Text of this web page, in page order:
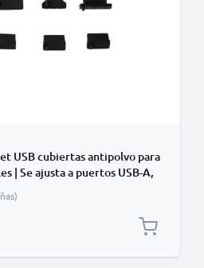
USB cubiertas antipolvo para
| Se ajusta a puertos USB-A,
Silicona, Negro